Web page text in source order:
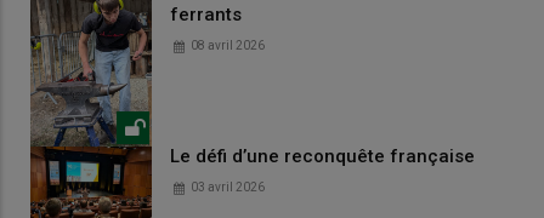
ferrants
08 avril 2026
Le défi d’une reconquête française
03 avril 2026